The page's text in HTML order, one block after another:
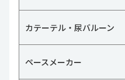
カテーテル・尿バルーン
ペースメーカー